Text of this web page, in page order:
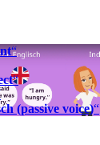
“
“
(passive voice)“